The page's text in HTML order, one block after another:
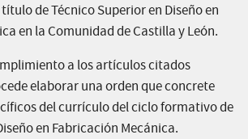
de Técnico Superior en Diseño en
en la Comunidad de Castilla y León.
a los artículos citados
elaborar una orden que concrete
del currículo del ciclo formativo de
en Fabricación Mecánica.